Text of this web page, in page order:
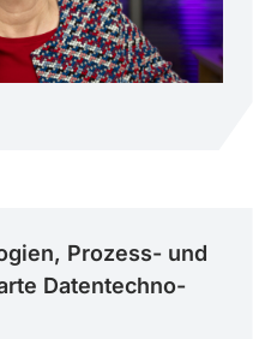
Prozess- und
Daten­techno­